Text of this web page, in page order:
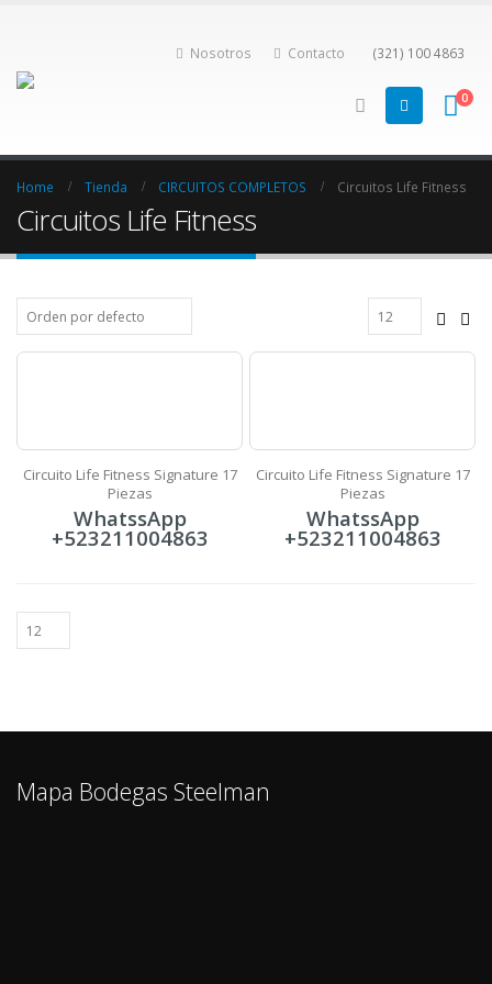
Nosotros Contacto (321) 100 4863
0
Home Tienda CIRCUITOS COMPLETOS Circuitos Life Fitness
Circuitos Life Fitness
Circuito Life Fitness Signature 17
Piezas
WhatssApp
+523211004863
Circuito Life Fitness Signature 17
Piezas
WhatssApp
+523211004863
Mapa Bodegas Steelman